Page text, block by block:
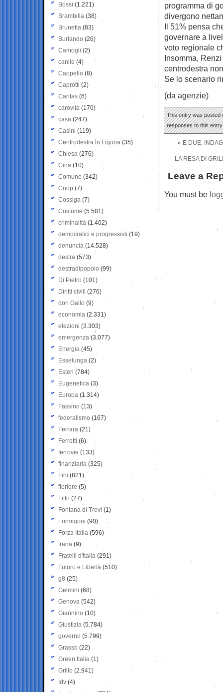
programma di
divergono
Il 51% pensa
governare a
voto regionale
Insomma,
centrodestra
Se lo scenario
(da agenzie)
This entry was posted
responses to this
« E DUE,
LA RESA DI
Leave a
You must be
Bossi (1.221)
Brambilla (38)
Brunetta (83)
Burlando (26)
Camogli (2)
canile (4)
Cappello (8)
Caprotti (2)
Caritas (6)
carovita (170)
casa (247)
Casini (119)
Centrodestra in Liguria (35)
Chiesa (276)
Cina (10)
Comune (342)
Coop (7)
Cossiga (7)
Costume (5.581)
criminalità (1.402)
democratici e progressisti (19)
denuncia (14.528)
destra (573)
destradipopolo (99)
Di Pietro (101)
Diritti civili (276)
don Gallo (9)
economia (2.331)
elezioni (3.303)
emergenza (3.077)
Energia (45)
Esselunga (2)
Esteri (784)
Eugenetica (3)
Europa (1.314)
Fassino (13)
federalismo (167)
Ferrara (21)
Ferretti (6)
ferrovie (133)
finanziaria (325)
Fini (821)
fioriere (5)
Fitto (27)
Fontana di Trevi (1)
Formigoni (90)
Forza Italia (596)
frana (9)
Fratelli d'Italia (291)
Futuro e Libertà (510)
g8 (25)
Gelmini (68)
Genova (542)
Giannino (10)
Giustizia (5.784)
governo (5.799)
Grasso (22)
Green Italia (1)
Grillo (2.941)
Idv (4)